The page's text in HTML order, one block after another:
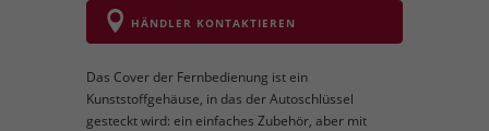
HÄNDLER KONTAKTIEREN
Das Cover der Fernbedienung ist ein
Kunststoffgehäuse, in das der Autoschlüssel
gesteckt wird: ein einfaches Zubehör, aber mit